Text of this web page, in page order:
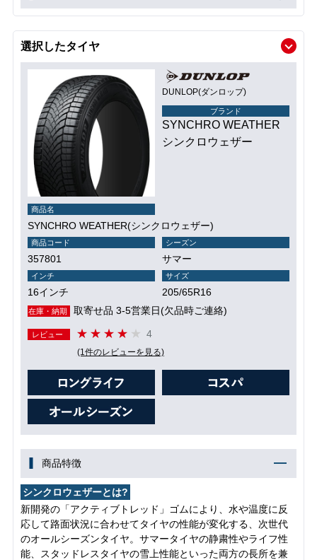
選択したタイヤ
DUNLOP(ダンロップ)
ブランド
SYNCHRO WEATHER
シンクロウェザー
商品名
SYNCHRO WEATHER(シンクロウェザー)
商品コード
357801
シーズン
サマー
インチ
16インチ
サイズ
205/65R16
在庫・納期 取寄せ品 3-5営業日(欠品時ご連絡)
レビュー 4
(1件のレビューを見る)
商品特徴
シンクロウェザーとは?
新開発の「アクティブトレッド」ゴムにより、水や温度に反
応して路面状況に合わせてタイヤの性能が変化する、次世代
のオールシーズンタイヤ。サマータイヤの静粛性やライフ性
能、スタッドレスタイヤの雪上性能といった両方の長所を兼